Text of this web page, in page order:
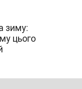
зиму:
цього